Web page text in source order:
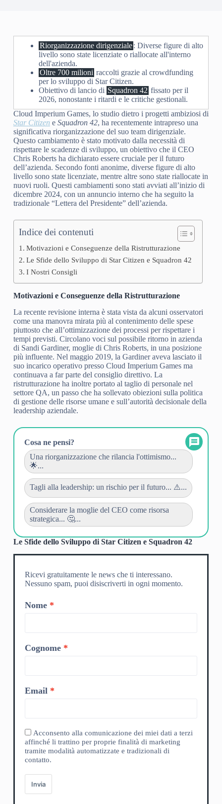
Riorganizzazione dirigenziale: Diverse figure di alto
livello sono state licenziate o riallocate all'interno
dell'azienda.
Oltre 700 milioni raccolti grazie al crowdfunding
per lo sviluppo di Star Citizen.
Obiettivo di lancio di Squadron 42 fissato per il
2026, nonostante i ritardi e le critiche gestionali.
Cloud Imperium Games, lo studio dietro i progetti ambiziosi di
Star Citizen e Squadron 42, ha recentemente intrapreso una
significativa riorganizzazione del suo team dirigenziale.
Questo cambiamento è stato motivato dalla necessità di
rispettare le scadenze di sviluppo, un obiettivo che il CEO
Chris Roberts ha dichiarato essere cruciale per il futuro
dell’azienda. Secondo fonti anonime, diverse figure di alto
livello sono state licenziate, mentre altre sono state riallocate in
nuovi ruoli. Questi cambiamenti sono stati avviati all’inizio di
dicembre 2024, con un annuncio interno che ha seguito la
tradizionale “Lettera del Presidente” dell’azienda.
Indice dei contenuti
Motivazioni e Conseguenze della Ristrutturazione
Le Sfide dello Sviluppo di Star Citizen e Squadron 42
I Nostri Consigli
Motivazioni e Conseguenze della Ristrutturazione
La recente revisione interna è stata vista da alcuni osservatori
come una manovra mirata più al contenimento delle spese
piuttosto che all’ottimizzazione dei processi per rispettare i
tempi previsti. Circolano voci sul possibile ritorno in azienda
di Sandi Gardiner, moglie di Chris Roberts, in una posizione
più influente. Nel maggio 2019, la Gardiner aveva lasciato il
suo incarico operativo presso Cloud Imperium Games ma
continuava a far parte del consiglio direttivo. La
ristrutturazione ha inoltre portato al taglio di personale nel
settore QA, un passo che ha sollevato obiezioni sulla politica
di gestione delle risorse umane e sull’autorità decisionale della
leadership aziendale.
Cosa ne pensi?
Una riorganizzazione che rilancia l'ottimismo...
🌟...
Tagli alla leadership: un rischio per il futuro... ⚠️...
Considerare la moglie del CEO come risorsa
strategica... 🤔...
Le Sfide dello Sviluppo di Star Citizen e Squadron 42
Ricevi gratuitamente le news che ti interessano.
Nessuno spam, puoi disiscriverti in ogni momento.
Nome
Cognome
Email
Acconsento alla comunicazione dei miei dati a terzi
affinché li trattino per proprie finalità di marketing
tramite modalità automatizzate e tradizionali di
contatto.
Invia